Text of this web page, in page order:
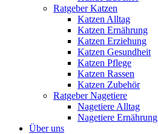
Ratgeber Katzen
Katzen Alltag
Katzen Ernährung
Katzen Erziehung
Katzen Gesundheit
Katzen Pflege
Katzen Rassen
Katzen Zubehör
Ratgeber Nagetiere
Nagetiere Alltag
Nagetiere Ernährung
Über uns